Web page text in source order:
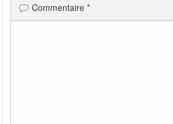
Commentaire*